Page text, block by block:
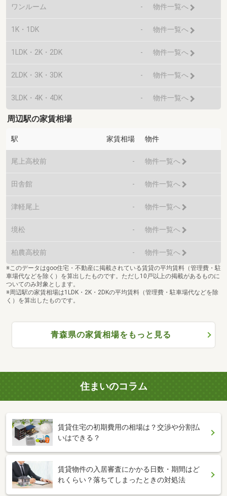
ワンルーム - 物件一覧へ
1K・1DK - 物件一覧へ
1LDK・2K・2DK - 物件一覧へ
2LDK・3K・3DK - 物件一覧へ
3LDK・4K・4DK - 物件一覧へ
周辺駅の家賃相場
駅 家賃相場 物件
尾上高校前 - 物件一覧へ
田舎館 - 物件一覧へ
津軽尾上 - 物件一覧へ
境松 - 物件一覧へ
柏農高校前 - 物件一覧へ
※このデータはgoo住宅・不動産に掲載されている賃貸の平均賃料（管理費・駐
車場代などを除く）を算出したものです。ただし10戸以上の掲載があるものに
ついてのみ対象とします。
※周辺駅の家賃相場は1LDK・2K・2DKの平均賃料（管理費・駐車場代などを除
く）を算出したものです。
青森県の家賃相場をもっと見る
住まいのコラム
賃貸住宅の初期費用の相場は？交渉や分割払
いはできる？
賃貸物件の入居審査にかかる日数・期間はど
れくらい？落ちてしまったときの対処法